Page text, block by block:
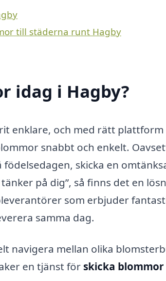
till städerna runt Hagby
idag i Hagby?
enklare, och med rätt plattform
snabbt och enkelt.
skicka en
på dig”, så finns det en
som erbjuder
samma dag.
navigera mellan olika
en tjänst för skicka blommor